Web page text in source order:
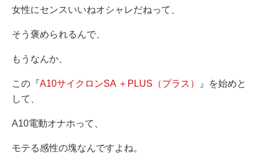
女性にセンスいいねオシャレだねって、
そう褒められるんで、
もうなんか、
この『A10サイクロンSA ＋PLUS（プラス）
』を始めと
して、
A10電動オナホって、
モテる感性の塊なんですよね。